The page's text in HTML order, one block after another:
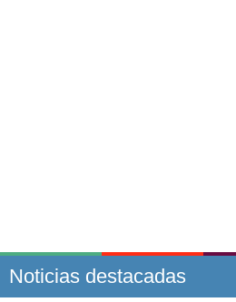
Noticias destacadas